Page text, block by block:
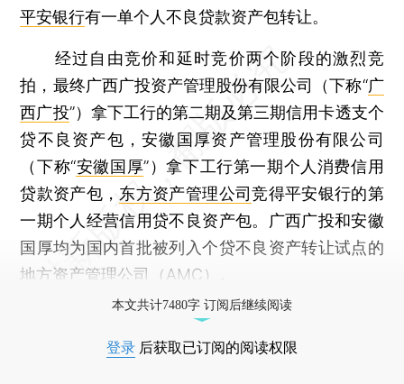
平安银行有一单个人不良贷款资产包转让。
经过自由竞价和延时竞价两个阶段的激烈竞
拍，最终广西广投资产管理股份有限公司（下称“广
西广投”）拿下工行的第二期及第三期信用卡透支个
贷不良资产包，安徽国厚资产管理股份有限公司
（下称“安徽国厚”）拿下工行第一期个人消费信用
贷款资产包， 东方资产管理公司竞得平安银行的第
一期个人经营信用贷不良资产包。广西广投和安徽
国厚均为国内首批被列入个贷不良资产转让试点的
地方资产管理公司（AMC）。
本文共计7480字 订阅后继续阅读
登录 后获取已订阅的阅读权限